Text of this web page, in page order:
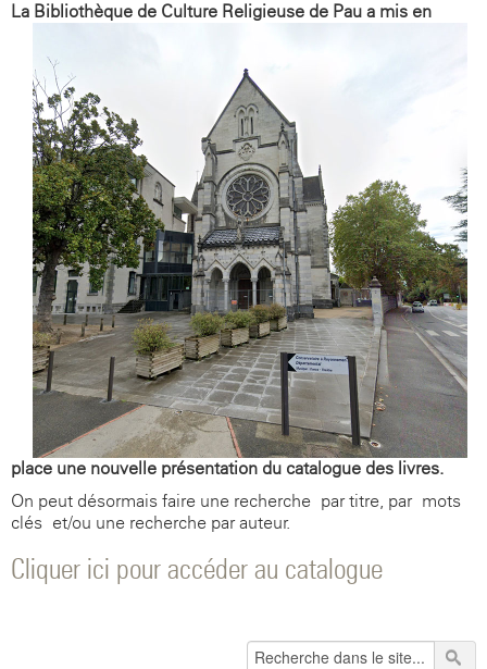
La Bibliothèque de Culture Religieuse de Pau a mis en
place une nouvelle présentation du catalogue des livres.
On peut désormais faire une recherche par titre, par mots
clés et/ou une recherche par auteur.
Cliquer ici pour accéder au catalogue